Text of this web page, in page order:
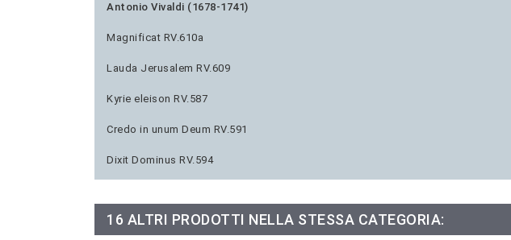
Antonio Vivaldi (1678-1741)
Magnificat RV.610a
Lauda Jerusalem RV.609
Kyrie eleison RV.587
Credo in unum Deum RV.591
Dixit Dominus RV.594
16 ALTRI PRODOTTI NELLA STESSA CATEGORIA: